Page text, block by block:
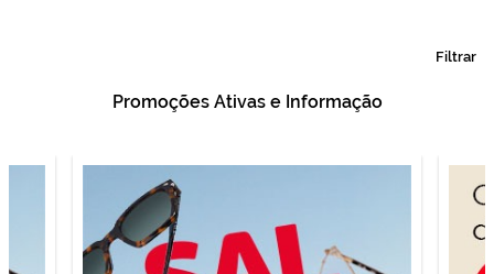
Filtrar
Promoções Ativas e Informação